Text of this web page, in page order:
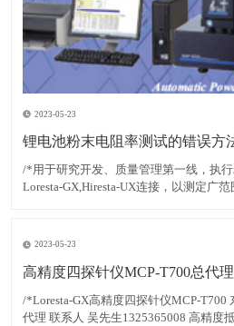
2023-05-23
锂电池粉末电阻率测试的错误方
/*用于研究开发、质量管理第一线，执
Loresta-GX,Hiresta-UX连接，以测定广
抗率计Loresta-GX,Hi
2023-05-23
高精度四探针仪MCP-T700总代理
/*Loresta-GX高精度四探针仪MCP-T700
代理 联系人 吴先生1325365008 高精度